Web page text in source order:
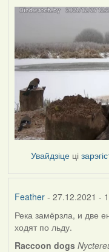
Увайдзіце ці
Feather- 27.12.2021 -
Река замёрзла, и две
ходят по льду.
Raccoon dogs